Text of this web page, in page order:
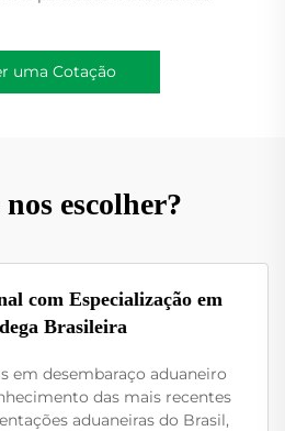
uma Cotação
escolher?
com Especialização em
Brasileira
em desembaraço aduaneiro
das mais recentes
aduaneiras do Brasil,